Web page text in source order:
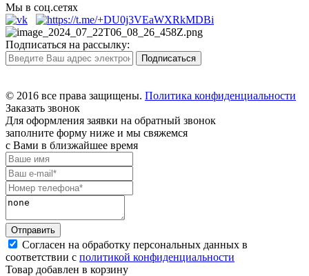
Мы в соц.сетях
Подписаться на рассылку:
© 2016 все права защищены. Политика конфиденциальности
Заказать звонок
Для оформления заявки на обратный звонок
заполните форму ниже и мы свяжемся
с Вами в близжайшее время
Согласен на обработку персональных данных в
соответствии с политикой конфиденциальности
Товар добавлен в корзину